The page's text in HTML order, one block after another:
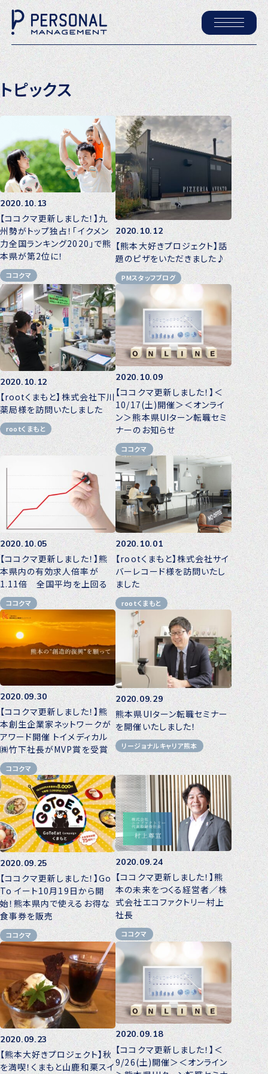
ホーム
パーソナル・マネジメントについて
会社概要
採用情報
トピックス
P-maneコラム
ニュース
転職をお考えの方へ
転職エージェントサービス
転職相談会
転職者の声
キャリア採用をお考えの企業様へ
選ばれる４つの理由
４つの特長で解決
独自の採用スキーム
お問い合わせ
プライバシーポリシー
トピックス
2020.10.13
【ココクマ更新しました！】九
州勢がトップ独占！「イクメン
力全国ランキング2020」で熊
本県が第2位に！
ココクマ
2020.10.12
【熊本大好きプロジェクト】話
題のピザをいただきました♪
PMスタッフブログ
2020.10.12
【rootくまもと】株式会社下川
薬局様を訪問いたしました
rootくまもと
2020.10.09
【ココクマ更新しました！】＜
10/17(土)開催＞＜オンライ
ン＞熊本県UIターン転職セミ
ナーのお知らせ
ココクマ
2020.10.05
【ココクマ更新しました！】熊
本県内の有効求人倍率が
1.11倍 全国平均を上回る
ココクマ
2020.10.01
【rootくまもと】株式会社サイ
バーレコード様を訪問いたし
ました
rootくまもと
2020.09.30
【ココクマ更新しました！】熊
本創生企業家ネットワークが
アワード開催 トイメディカル
㈱竹下社長がMVP賞を受賞
ココクマ
2020.09.29
熊本県UIターン転職セミナー
を開催いたしました！
リージョナルキャリア熊本
2020.09.25
【ココクマ更新しました！】Go
To イート10月19日から開
始！熊本県内で使えるお得な
食事券を販売
ココクマ
2020.09.24
【ココクマ更新しました！】熊
本の未来をつくる経営者／株
式会社エコファクトリー村上
社長
ココクマ
2020.09.23
【熊本大好きプロジェクト】秋
を満喫！くまもと山鹿和栗スイ
2020.09.18
【ココクマ更新しました！】＜
9/26(土)開催＞＜オンライン